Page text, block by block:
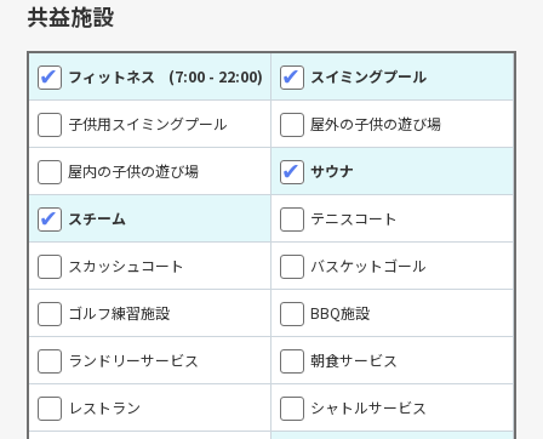
共益施設
フィットネス (7:00 - 22:00) スイミングプール
子供用スイミングプール 屋外の子供の遊び場
屋内の子供の遊び場 サウナ
スチーム テニスコート
スカッシュコート バスケットゴール
ゴルフ練習施設 BBQ施設
ランドリーサービス 朝食サービス
レストラン シャトルサービス